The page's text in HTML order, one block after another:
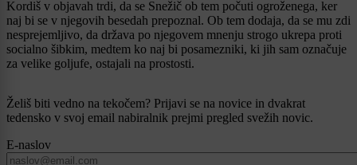
Kordiš v objavah trdi, da se Snežič ob tem počuti ogroženega, ker
naj bi se v njegovih besedah prepoznal. Ob tem dodaja, da se mu zdi
nesprejemljivo, da država po njegovem mnenju strogo ukrepa proti
socialno šibkim, medtem ko naj bi posamezniki, ki jih sam označuje
za velike goljufe, ostajali na prostosti.
Želiš biti vedno na tekočem? Prijavi se na novice in dvakrat
tedensko v svoj email nabiralnik prejmi pregled svežih novic.
E-naslov